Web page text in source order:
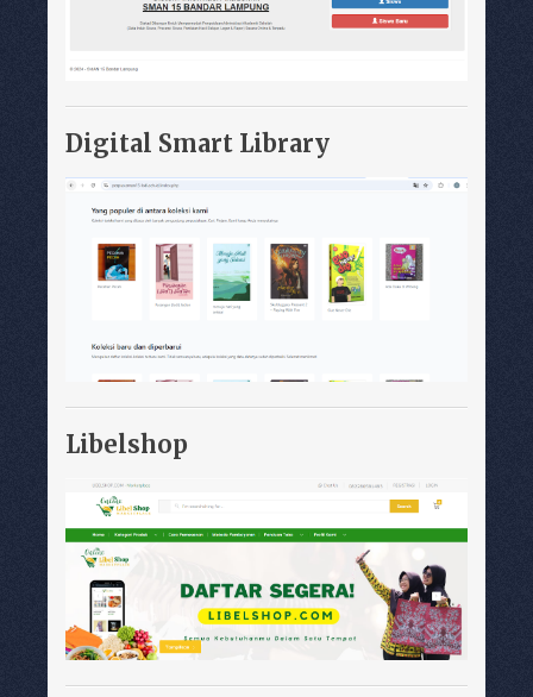
Digital Smart Library
Libelshop